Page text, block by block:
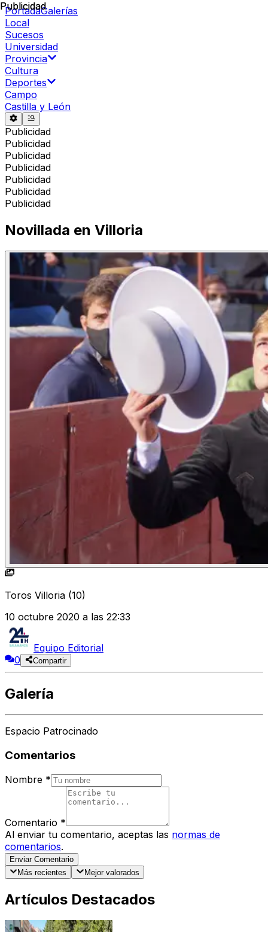
PortadaGalerías
Local
Sucesos
Universidad
Provincia
Cultura
Deportes
Campo
Castilla y León
Publicidad
Publicidad
Publicidad
Publicidad
Publicidad
Publicidad
Publicidad
Publicidad
Novillada en Villoria
Toros Villoria (10)
10 octubre 2020 a las 22:33
Equipo Editorial
0
Compartir
Galería
Espacio Patrocinado
Comentarios
Nombre *
Comentario *
Al enviar tu comentario, aceptas las normas de
comentarios.
Enviar Comentario
Más recientes
Mejor valorados
Artículos Destacados
Publicidad